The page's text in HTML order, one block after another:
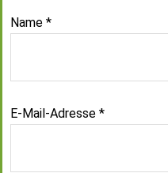
Name *
E-Mail-Adresse *